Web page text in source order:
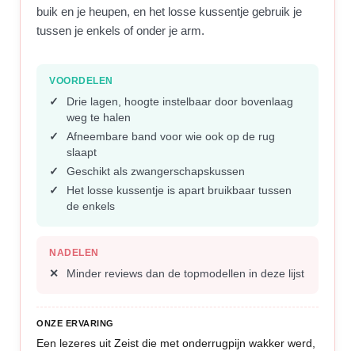
buik en je heupen, en het losse kussentje gebruik je
tussen je enkels of onder je arm.
VOORDELEN
Drie lagen, hoogte instelbaar door bovenlaag
weg te halen
Afneembare band voor wie ook op de rug
slaapt
Geschikt als zwangerschapskussen
Het losse kussentje is apart bruikbaar tussen
de enkels
NADELEN
Minder reviews dan de topmodellen in deze lijst
ONZE ERVARING
Een lezeres uit Zeist die met onderrugpijn wakker werd,